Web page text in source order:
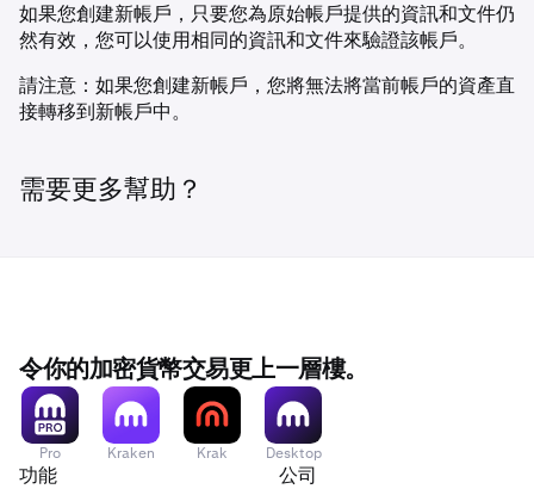
如果您創建新帳戶，只要您為原始帳戶提供的資訊和文件仍
然有效，您可以使用相同的資訊和文件來驗證該帳戶。
請注意：如果您創建新帳戶，您將無法將當前帳戶的資產直
接轉移到新帳戶中。
需要更多幫助？
令你的加密貨幣交易更上一層樓。
Pro Kraken Krak Desktop
功能 公司